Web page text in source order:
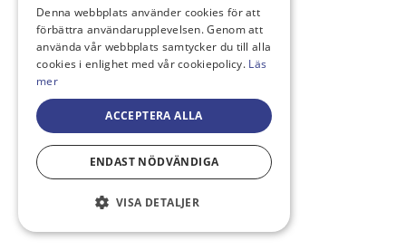
Denna webbplats använder cookies för att
förbättra användarupplevelsen. Genom att
använda vår webbplats samtycker du till alla
cookies i enlighet med vår cookiepolicy. Läs
mer
ACCEPTERA ALLA
ENDAST NÖDVÄNDIGA
VISA DETALJER